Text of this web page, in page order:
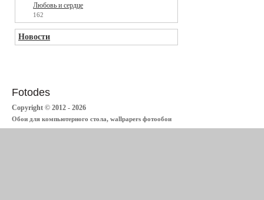
Любовь и сердце
162
Новости
Fotodes
Copyright © 2012 - 2026
Обои для компьютерного стола, wallpapers фотообои